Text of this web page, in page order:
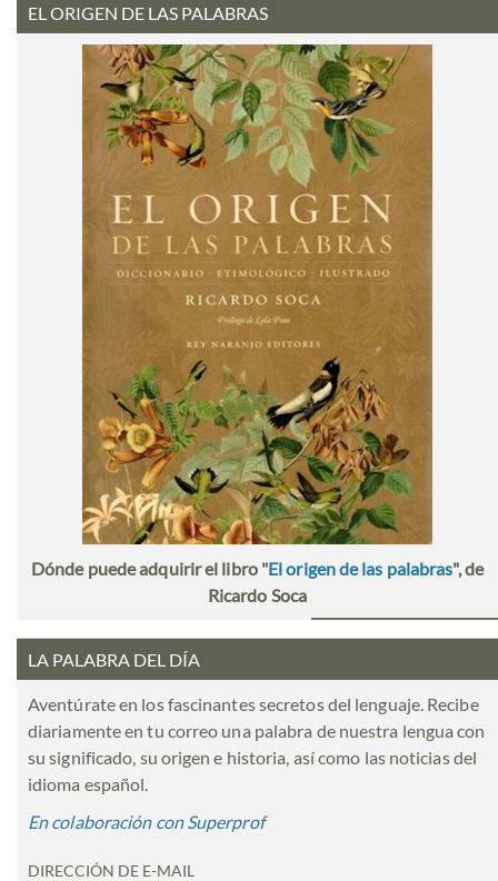
EL ORIGEN DE LAS PALABRAS
Dónde puede adquirir el libro "El origen de las palabras", de
Ricardo Soca
LA PALABRA DEL DÍA
Aventúrate en los fascinantes secretos del lenguaje. Recibe
diariamente en tu correo una palabra de nuestra lengua con
su significado, su origen e historia, así como las noticias del
idioma español.
En colaboración con Superprof
DIRECCIÓN DE E-MAIL